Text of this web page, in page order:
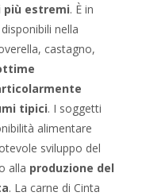
estremi. È in
nella
castagno,
tipici. I soggetti
alimentare
sviluppo del
alla produzione del
. La carne di Cinta